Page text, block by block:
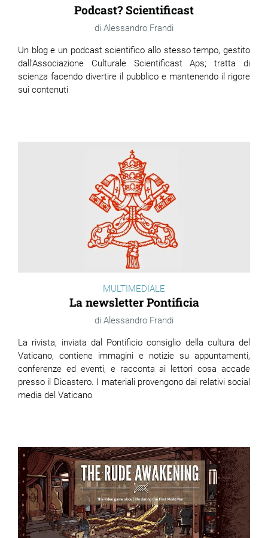
Podcast? Scientificast
Alessandro Frandi
Un blog e un podcast scientifico allo stesso tempo, gestito
dall'Associazione Culturale Scientificast Aps; tratta di
scienza facendo divertire il pubblico e mantenendo il rigore
sui contenuti
MULTIMEDIALE
La newsletter Pontificia
Alessandro Frandi
La rivista, inviata dal Pontificio consiglio della cultura del
Vaticano, contiene immagini e notizie su appuntamenti,
conferenze ed eventi, e racconta ai lettori cosa accade
presso il Dicastero. I materiali provengono dai relativi social
media del Vaticano